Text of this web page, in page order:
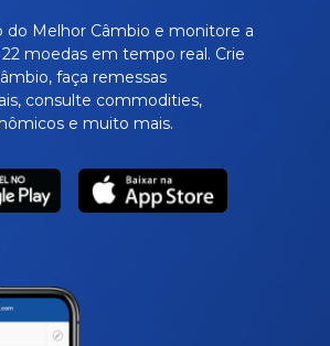
do Melhor Câmbio e monitore a
moedas em tempo real. Crie
faça remessas
consulte commodities,
e muito mais.